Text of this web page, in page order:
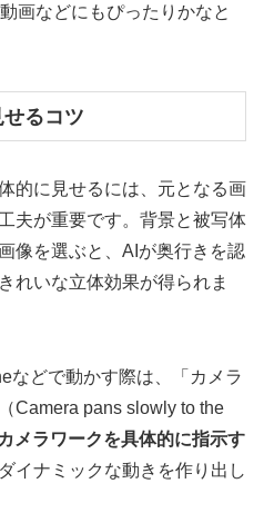
画などにもぴったりかなと
るコツ
的に見せるには、元となる画
夫が重要です。背景と被写体
像を選ぶと、AIが奥行きを認
れいな立体効果が得られま
などで動かす際は、「カメラ
Camera pans slowly to the
カメラワークを具体的に指示す
イナミックな動きを作り出し